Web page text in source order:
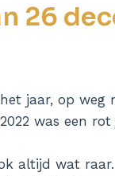
26
jaar, op
was een
altijd wat